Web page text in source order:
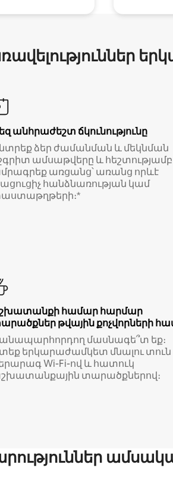
անհրաժեշտ ճկունությունը
ձեր ժամանման և մեկնման
ամսաթվերը և հեշտությամբ
առցանց՝ առանց որևէ
հանձնառության կամ
համար հարմար
թվային քոչվորների
մասնագե՞տ եք։
երկարաժամկետ մնալու տուն
Wi-Fi-ով և հատուկ
տարածքներով։